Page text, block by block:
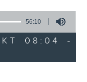
56:10
08:04 -